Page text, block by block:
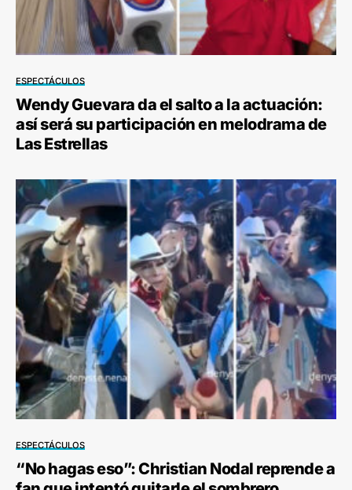
ESPECTÁCULOS
Wendy Guevara da el salto a la actuación:
así será su participación en melodrama de
Las Estrellas
ESPECTÁCULOS
“No hagas eso”: Christian Nodal reprende a